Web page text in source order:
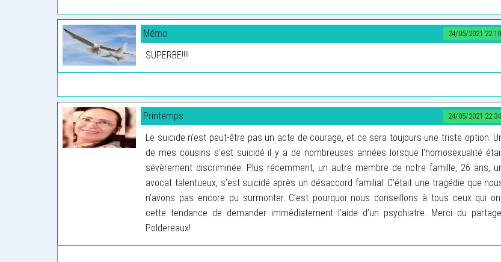
24/05/2021 22:10
Mémo
SUPERBE!!!!
24/05/2021 22:34
Printemps
Le suicide n’est peut-être pas un acte de courage, et ce sera toujours une triste option.
de mes cousins s’est suicidé il y a de nombreuses années lorsque l’homosexualité
sévèrement discriminée. Plus récemment, un autre membre de notre famille, 26 ans,
avocat talentueux, s’est suicidé après un désaccord familial. C’était une tragédie que
n’avons pas encore pu surmonter. C’est pourquoi nous conseillons à tous ceux qui
cette tendance de demander immédiatement l’aide d’un psychiatre. Merci du
Poldereaux!